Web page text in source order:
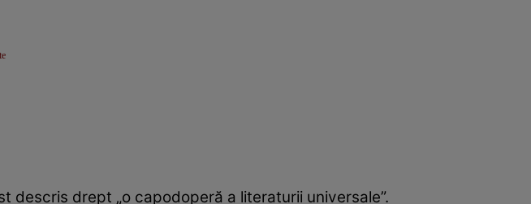
descris drept „o capodoperă a literaturii universale”.